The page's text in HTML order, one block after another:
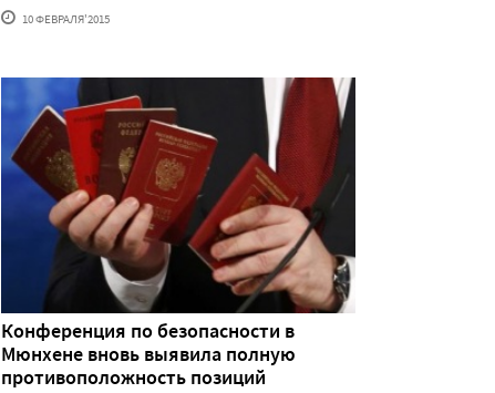
10 ФЕВРАЛЯ'2015
Конференция по безопасности в
Мюнхене вновь выявила полную
противоположность позиций